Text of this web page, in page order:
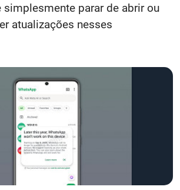
simplesmente parar de abrir ou
atualizações nesses